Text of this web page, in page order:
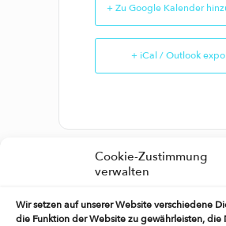
Cookie-Zustimmung
verwalten
Wir setzen auf unserer Website verschiedene
die Funktion der Website zu gewährleisten, die
+ Zu Google Kalender
+ iCal / Outlook